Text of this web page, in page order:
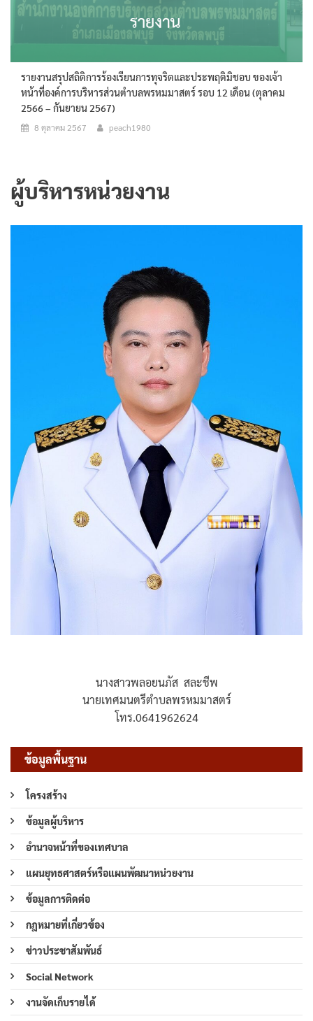
รายงานสรุปสถิติการร้องเรียนการทุจริตและประพฤติมิชอบ ของเจ้า
หน้าที่องค์การบริหารส่วนตำบลพรหมมาสตร์ รอบ 12 เดือน (ตุลาคม
2566 – กันยายน 2567)
8 ตุลาคม 2567 peach1980
ผู้บริหารหน่วยงาน
นางสาวพลอยนภัส สละชีพ
นายเทศมนตรีตำบลพรหมมาสตร์
โทร.0641962624
ข้อมูลพื้นฐาน
โครงสร้าง
ข้อมูลผู้บริหาร
อำนาจหน้าที่ของเทศบาล
แผนยุทธศาสตร์หรือแผนพัฒนาหน่วยงาน
ข้อมูลการติดต่อ
กฎหมายที่เกี่ยวข้อง
ข่าวประชาสัมพันธ์
Social Network
งานจัดเก็บรายได้